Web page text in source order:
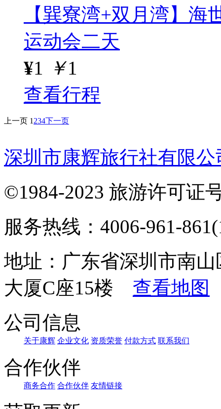
【巽寮湾+双月湾】
运动会二天
¥1 ￥1
查看行程
上一页 1 234下一页
深圳市康辉旅行社有限
©1984-2023 旅游许可证
服务热线：4006-961-
地址：广东省深圳市南
大厦C座15楼 查看地图
公司信息
关于康辉 企业文化 资质荣誉 付款方式 联系我们
合作伙伴
商务合作 合作伙伴 友情链接